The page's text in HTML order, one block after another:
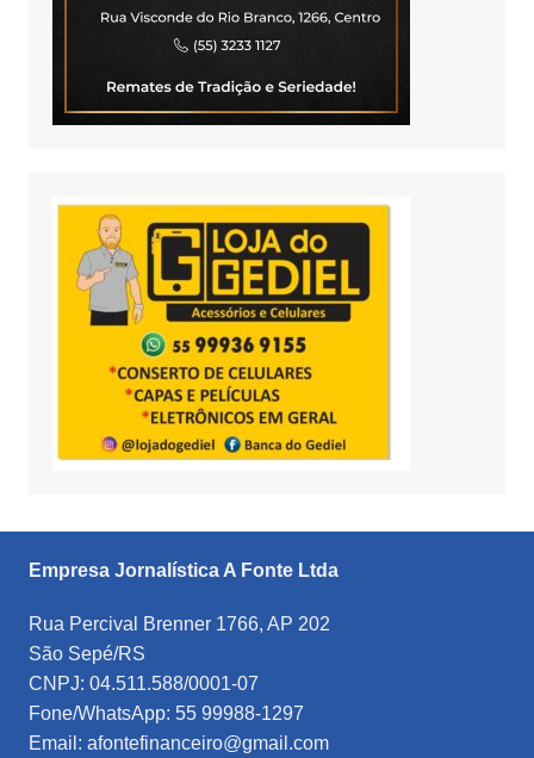
Empresa Jornalística A Fonte Ltda
Rua Percival Brenner 1766, AP 202
São Sepé/RS
CNPJ: 04.511.588/0001-07
Fone/WhatsApp: 55 99988-1297
Email: afontefinanceiro@gmail.com